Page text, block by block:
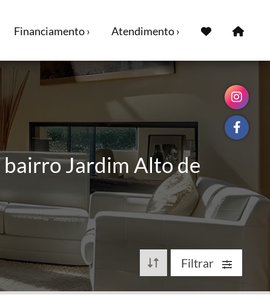
Financiamento › Atendimento ›
bairro Jardim Alto de
Filtrar